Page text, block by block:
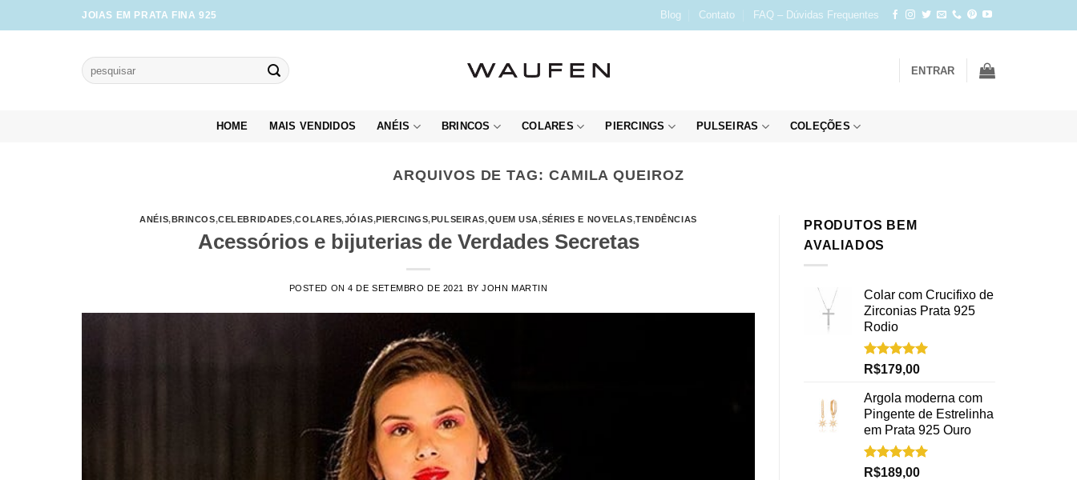
to
JOIAS EM PRATA FINA 925 Blog Contato FAQ – Dúvidas Frequentes
Pesquisar
por:
ENTRAR
HOME MAIS VENDIDOS ANÉIS BRINCOS COLARES PIERCINGS PULSEIRAS COLEÇÕES
ARQUIVOS DE TAG: CAMILA QUEIROZ
ANÉIS,BRINCOS,CELEBRIDADES,COLARES,JÓIAS,PIERCINGS,PULSEIRAS,QUEM USA,SÉRIES E NOVELAS,TENDÊNCIAS
Acessórios e bijuterias de Verdades Secretas
POSTED ON4 DE SETEMBRO DE 2021 BYJOHN MARTIN
PRODUTOS BEM
AVALIADOS
Colar com Crucifixo de
Zirconias Prata 925
Rodio
Avaliação
R$179,00
Argola moderna com
Pingente de Estrelinha
em Prata 925 Ouro
Avaliação
R$189,00